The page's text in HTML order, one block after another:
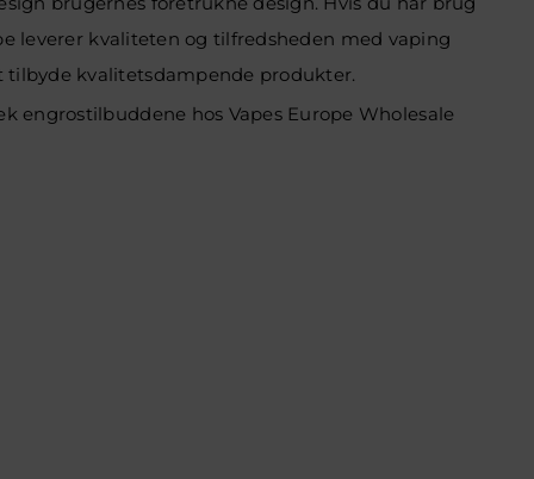
leverer kvaliteten og tilfredsheden med vaping
kvalitetsdampende produkter.
engrostilbuddene hos Vapes Europe Wholesale